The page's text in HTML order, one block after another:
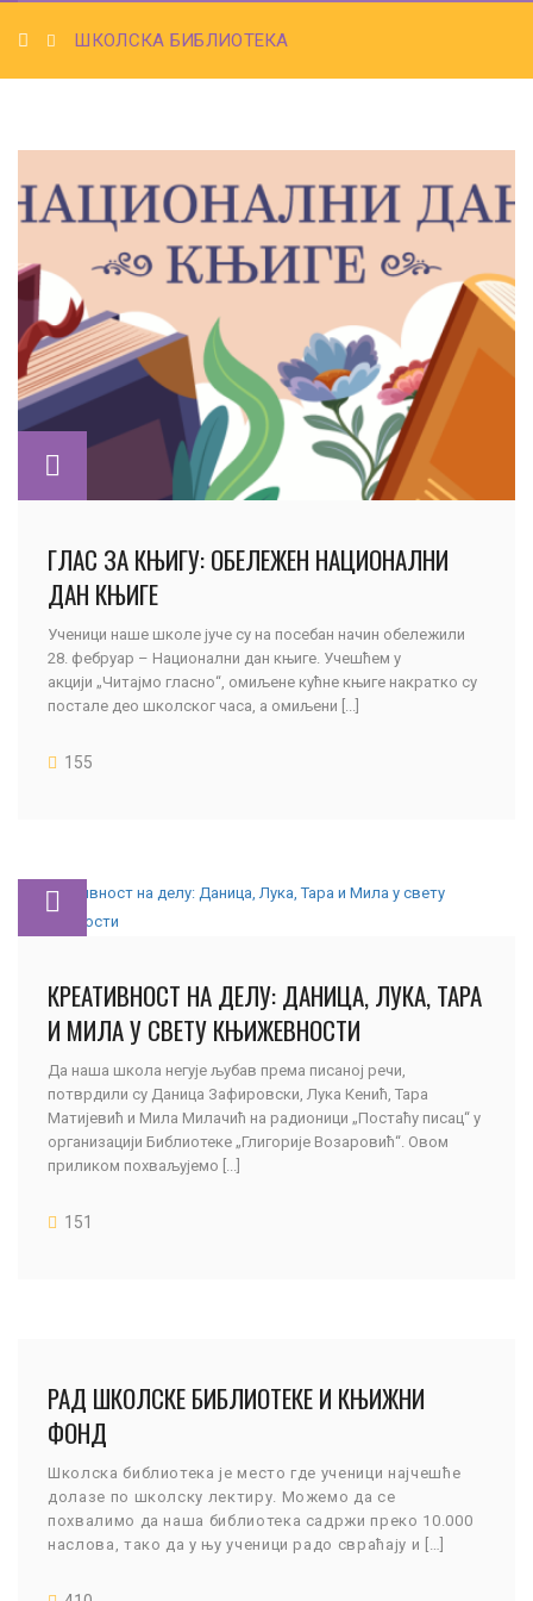
ШКОЛСКА БИБЛИОТЕКА
ГЛАС ЗА КЊИГУ: ОБЕЛЕЖЕН НАЦИОНАЛНИ
ДАН КЊИГЕ
Ученици наше школе јуче су на посебан начин обележили
28. фебруар – Национални дан књиге. Учешћем у
акцији „Читајмо гласно“, омиљене кућне књиге накратко су
постале део школског часа, а омиљени [...]
155
КРЕАТИВНОСТ НА ДЕЛУ: ДАНИЦА, ЛУКА, ТАРА
И МИЛА У СВЕТУ КЊИЖЕВНОСТИ
Да наша школа негује љубав према писаној речи,
потврдили су Даница Зафировски, Лука Кенић, Тара
Матијевић и Мила Милачић на радионици „Постаћу писац“ у
организацији Библиотеке „Глигорије Возаровић“. Овом
приликом похваљујемо [...]
151
РАД ШКОЛСКЕ БИБЛИОТЕКЕ И КЊИЖНИ
ФОНД
Школска библиотека је место где ученици најчешће
долазе по школску лектиру. Можемо да се
похвалимо да наша библиотека садржи преко 10.000
наслова, тако да у њу ученици радо свраћају и […]